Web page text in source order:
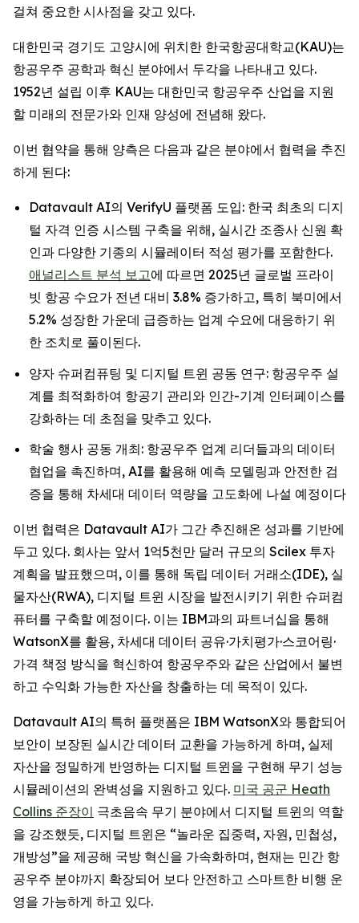
걸쳐 중요한 시사점을 갖고 있다.
대한민국 경기도 고양시에 위치한 한국항공대학교(KAU)는
항공우주 공학과 혁신 분야에서 두각을 나타내고 있다.
1952년 설립 이후 KAU는 대한민국 항공우주 산업을 지원
할 미래의 전문가와 인재 양성에 전념해 왔다.
이번 협약을 통해 양측은 다음과 같은 분야에서 협력을 추진
하게 된다:
Datavault AI의 VerifyU 플랫폼 도입: 한국 최초의 디지
털 자격 인증 시스템 구축을 위해, 실시간 조종사 신원 확
인과 다양한 기종의 시뮬레이터 적성 평가를 포함한다.
애널리스트 분석 보고에 따르면 2025년 글로벌 프라이
빗 항공 수요가 전년 대비 3.8% 증가하고, 특히 북미에서
5.2% 성장한 가운데 급증하는 업계 수요에 대응하기 위
한 조치로 풀이된다.
양자 슈퍼컴퓨팅 및 디지털 트윈 공동 연구: 항공우주 설
계를 최적화하여 항공기 관리와 인간-기계 인터페이스를
강화하는 데 초점을 맞추고 있다.
학술 행사 공동 개최: 항공우주 업계 리더들과의 데이터
협업을 촉진하며, AI를 활용해 예측 모델링과 안전한 검
증을 통해 차세대 데이터 역량을 고도화에 나설 예정이다
이번 협력은 Datavault AI가 그간 추진해온 성과를 기반에
두고 있다. 회사는 앞서 1억5천만 달러 규모의 Scilex 투자
계획을 발표했으며, 이를 통해 독립 데이터 거래소(IDE), 실
물자산(RWA), 디지털 트윈 시장을 발전시키기 위한 슈퍼컴
퓨터를 구축할 예정이다. 이는 IBM과의 파트너십을 통해
WatsonX를 활용, 차세대 데이터 공유·가치평가·스코어링·
가격 책정 방식을 혁신하여 항공우주와 같은 산업에서 불변
하고 수익화 가능한 자산을 창출하는 데 목적이 있다.
Datavault AI의 특허 플랫폼은 IBM WatsonX와 통합되어
보안이 보장된 실시간 데이터 교환을 가능하게 하며, 실제
자산을 정밀하게 반영하는 디지털 트윈을 구현해 무기 성능
시뮬레이션의 완벽성을 지원하고 있다. 미국 공군 Heath
Collins 준장이 극초음속 무기 분야에서 디지털 트윈의 역할
을 강조했듯, 디지털 트윈은 “놀라운 집중력, 자원, 민첩성,
개방성”을 제공해 국방 혁신을 가속화하며, 현재는 민간 항
공우주 분야까지 확장되어 보다 안전하고 스마트한 비행 운
영을 가능하게 하고 있다.